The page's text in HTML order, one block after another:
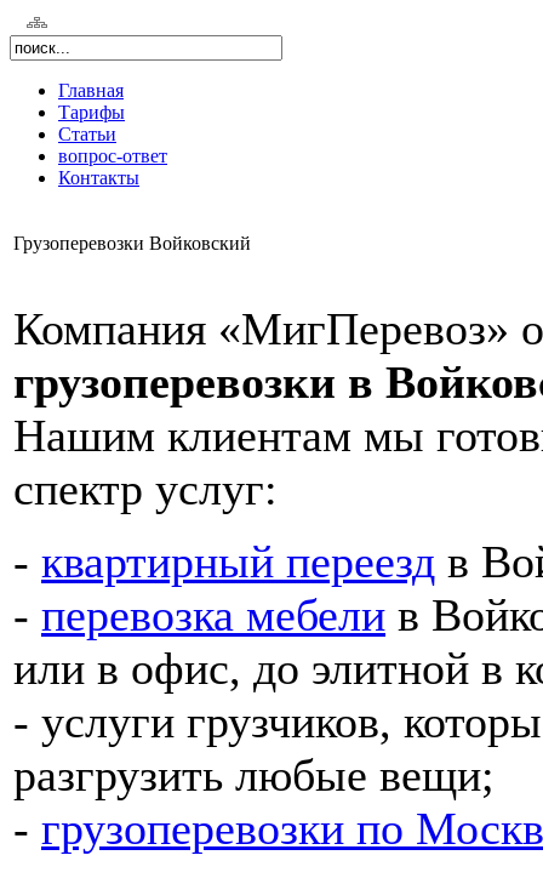
Главная
Тарифы
Статьи
вопрос-ответ
Контакты
Грузоперевозки Войковский
Компания «МигПеревоз»
грузоперевозки в
Нашим клиентам мы
спектр услуг:
- квартирный переезд в
- перевозка мебели в
или в офис, до элитной в
- услуги грузчиков,
разгрузить любые вещи;
- грузоперевозки по